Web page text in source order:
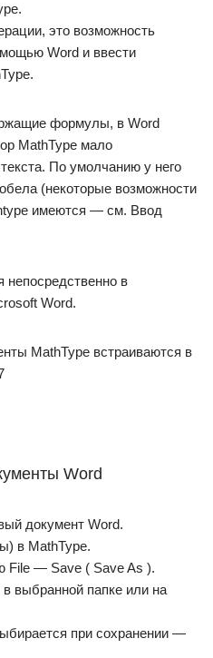
это возможность
Word и ввести
формулы, в Word
MathType мало
По умолчанию у него
(некоторые возможности
имеются — см. Ввод
непосредственно в
Word.
MathType встраиваются в
Word
документ Word.
в MathType.
— Save ( Save As ).
выбранной папке или на
при сохранении —